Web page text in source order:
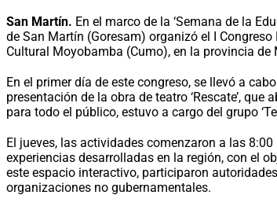
San Martín. En el marco de la ‘Semana de la
de San Martín (Goresam) organizó el I
Cultural Moyobamba (Cumo), en la provincia de
En el primer día de este congreso, se llevó a
presentación de la obra de teatro ‘Rescate’,
para todo el público, estuvo a cargo del grupo
El jueves, las actividades comenzaron a las
experiencias desarrolladas en la región, con el
este espacio interactivo, participaron
organizaciones no gubernamentales.